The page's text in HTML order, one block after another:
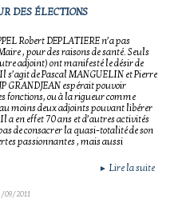
DES ÉLECTIONS
Robert DEPLATIERE n’a pas
, pour des raisons de santé. Seuls
adjoint) ont manifesté le désir de
de Pascal MANGUELIN et Pierre
GRANDJEAN espérait pouvoir
fonctions, ou à la rigueur comme
moins deux adjoints pouvant libérer
en effet 70 ans et d’autres activités
de consacrer la quasi-totalité de son
passionnantes , mais aussi
► Lire la suite
09/2011